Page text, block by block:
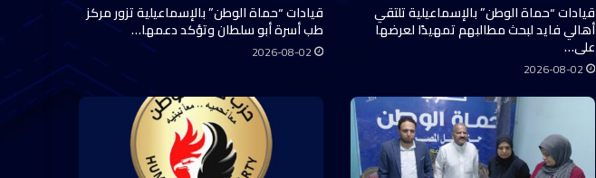
قيادات “حماة الوطن” بالإسماعيلية تلتقي
أهالي فايد لبحث مطالبهم تمهيدًا لعرضها
على…
2026-08-02
قيادات “حماة الوطن” بالإسماعيلية تزور مركز
طب أسرة أبو سلطان وتؤكد دعمها…
2026-08-02